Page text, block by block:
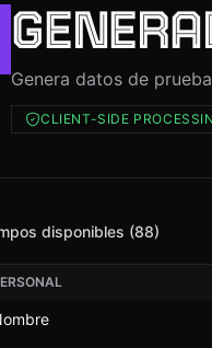
Genera datos de
CLIENT-SIDE
disponibles (88)